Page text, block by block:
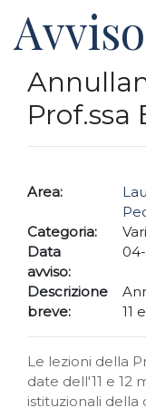
Avviso
Prof.ssa
Area:
Categoria:
Vari
Data
avviso:
Descrizione
breve:
11
Le lezioni della
date dell'11 e 12
istituzionali della